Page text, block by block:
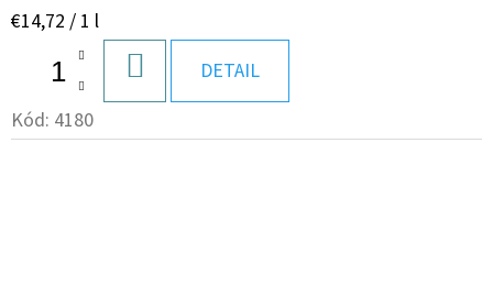
Jednotková
€14,72 / 1 l
KOŠÍKA
DETAIL
Kód: 4180